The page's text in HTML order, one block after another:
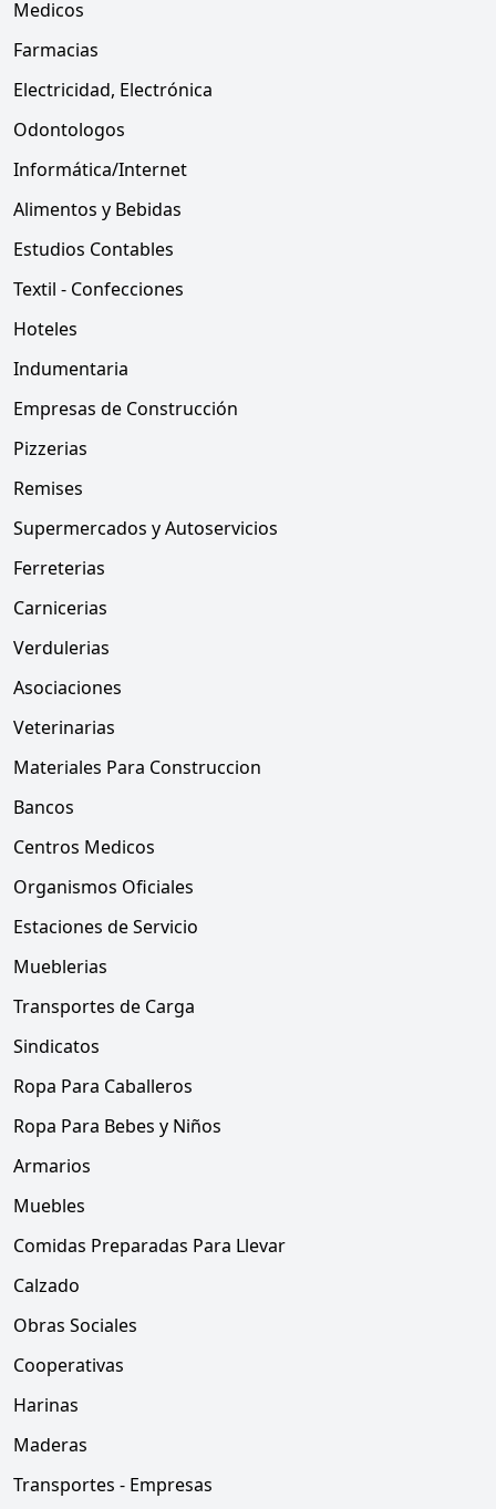
Medicos
Farmacias
Electricidad, Electrónica
Odontologos
Informática/Internet
Alimentos y Bebidas
Estudios Contables
Textil - Confecciones
Hoteles
Indumentaria
Empresas de Construcción
Pizzerias
Remises
Supermercados y Autoservicios
Ferreterias
Carnicerias
Verdulerias
Asociaciones
Veterinarias
Materiales Para Construccion
Bancos
Centros Medicos
Organismos Oficiales
Estaciones de Servicio
Mueblerias
Transportes de Carga
Sindicatos
Ropa Para Caballeros
Ropa Para Bebes y Niños
Armarios
Muebles
Comidas Preparadas Para Llevar
Calzado
Obras Sociales
Cooperativas
Harinas
Maderas
Transportes - Empresas